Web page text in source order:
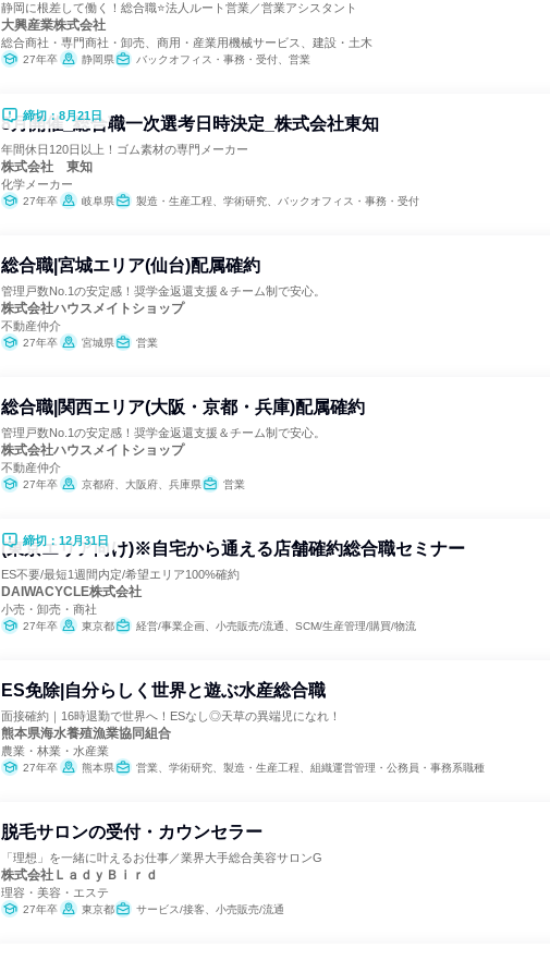
静岡に根差して働く！総合職⭐法人ルート営業／営業アシスタント
大興産業株式会社
総合商社・専門商社・卸売、商用・産業用機械サービス、建設・土木
27年卒 静岡県 バックオフィス・事務・受付、営業
締切：8月21日
8月開催_総合職一次選考日時決定_株式会社東知
年間休日120日以上！ゴム素材の専門メーカー
株式会社 東知
化学メーカー
27年卒 岐阜県 製造・生産工程、学術研究、バックオフィス・事務・受付
総合職|宮城エリア(仙台)配属確約
管理戸数No.1の安定感！奨学金返還支援＆チーム制で安心。
株式会社ハウスメイトショップ
不動産仲介
27年卒 宮城県 営業
総合職|関西エリア(大阪・京都・兵庫)配属確約
管理戸数No.1の安定感！奨学金返還支援＆チーム制で安心。
株式会社ハウスメイトショップ
不動産仲介
27年卒 京都府、大阪府、兵庫県 営業
締切：12月31日
(東京エリア向け)※自宅から通える店舗確約総合職セミナー
ES不要/最短1週間内定/希望エリア100%確約
DAIWACYCLE株式会社
小売・卸売・商社
27年卒 東京都 経営/事業企画、小売販売/流通、SCM/生産管理/購買/物流
ES免除|自分らしく世界と遊ぶ水産総合職
面接確約｜16時退勤で世界へ！ESなし◎天草の異端児になれ！
熊本県海水養殖漁業協同組合
農業・林業・水産業
27年卒 熊本県 営業、学術研究、製造・生産工程、組織運営管理・公務員・事務系職種
脱毛サロンの受付・カウンセラー
「理想」を一緒に叶えるお仕事／業界大手総合美容サロンG
株式会社ＬａｄｙＢｉｒｄ
理容・美容・エステ
27年卒 東京都 サービス/接客、小売販売/流通